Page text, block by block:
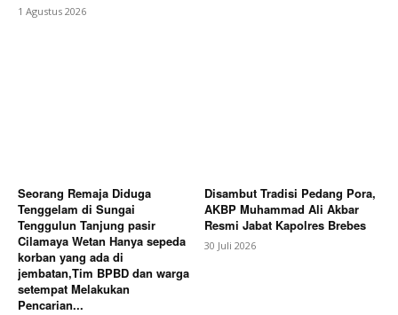
1 Agustus 2026
Seorang Remaja Diduga
Tenggelam di Sungai
Tenggulun Tanjung pasir
Cilamaya Wetan Hanya sepeda
korban yang ada di
jembatan,Tim BPBD dan warga
setempat Melakukan
Pencarian...
Disambut Tradisi Pedang Pora,
AKBP Muhammad Ali Akbar
Resmi Jabat Kapolres Brebes
30 Juli 2026